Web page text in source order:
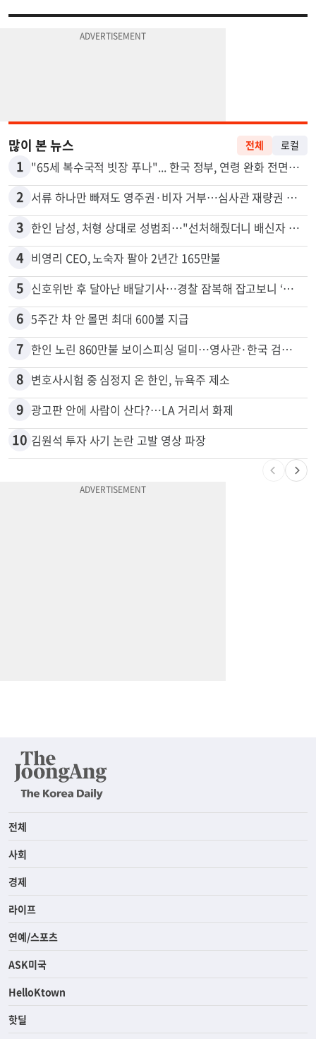
1 "65세 복수국적 빗장 푸나"... 한국 정부, 연령 완화 전면 추진
2 서류 하나만 빠져도 영주권·비자 거부…심사관 재량권 대폭 확대
3
4 비영리 CEO, 노숙자 팔아 2년간 165만불
5
6 5주간 차 안 몰면 최대 600불 지급
7
8 변호사시험 중 심정지 온 한인, 뉴욕주 제소
9 광고판 안에 사람이 산다?…LA 거리서 화제
전체
사회
경제
라이프
연예/스포츠
ASK미국
HelloKtown